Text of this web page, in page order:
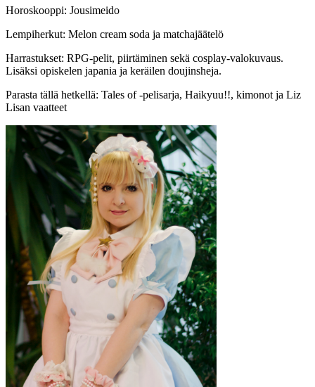
Horoskooppi: Jousimeido
Lempiherkut: Melon cream soda ja matchajäätelö
Harrastukset: RPG-pelit, piirtäminen sekä cosplay-valokuvaus.
Lisäksi opiskelen japania ja keräilen doujinsheja.
Parasta tällä hetkellä: Tales of -pelisarja, Haikyuu!!, kimonot ja Liz
Lisan vaatteet